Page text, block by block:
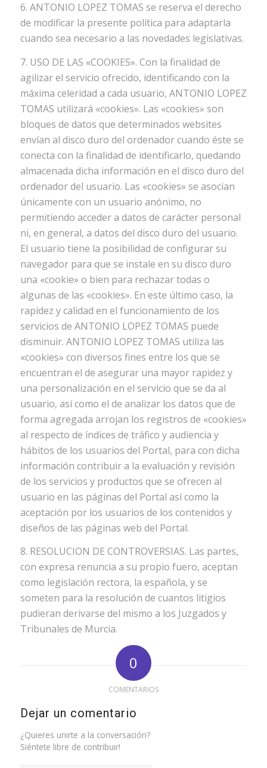
6. ANTONIO LOPEZ TOMAS se reserva el derecho
de modificar la presente política para adaptarla
cuando sea necesario a las novedades legislativas.
7. USO DE LAS «COOKIES». Con la finalidad de
agilizar el servicio ofrecido, identificando con la
máxima celeridad a cada usuario, ANTONIO LOPEZ
TOMAS utilizará «cookies». Las «cookies» son
bloques de datos que determinados websites
envían al disco duro del ordenador cuando éste se
conecta con la finalidad de identificarlo, quedando
almacenada dicha información en el disco duro del
ordenador del usuario. Las «cookies» se asocian
únicamente con un usuario anónimo, no
permitiendo acceder a datos de carácter personal
ni, en general, a datos del disco duro del usuario.
El usuario tiene la posibilidad de configurar su
navegador para que se instale en su disco duro
una «cookie» o bien para rechazar todas o
algunas de las «cookies». En este último caso, la
rapidez y calidad en el funcionamiento de los
servicios de ANTONIO LOPEZ TOMAS puede
disminuir. ANTONIO LOPEZ TOMAS utiliza las
«cookies» con diversos fines entre los que se
encuentran el de asegurar una mayor rapidez y
una personalización en el servicio que se da al
usuario, así como el de analizar los datos que de
forma agregada arrojan los registros de «cookies»
al respecto de índices de tráfico y audiencia y
hábitos de los usuarios del Portal, para con dicha
información contribuir a la evaluación y revisión
de los servicios y productos que se ofrecen al
usuario en las páginas del Portal así como la
aceptación por los usuarios de los contenidos y
diseños de las páginas web del Portal.
8. RESOLUCION DE CONTROVERSIAS. Las partes,
con expresa renuncia a su propio fuero, aceptan
como legislación rectora, la española, y se
someten para la resolución de cuantos litigios
pudieran derivarse del mismo a los Juzgados y
Tribunales de Murcia.
0
COMENTARIOS
Dejar un comentario
¿Quieres unirte a la conversación?
Siéntete libre de contribuir!